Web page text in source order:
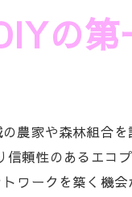
の第
農家や森林組合
頼性のあるエコ
ワークを築く機